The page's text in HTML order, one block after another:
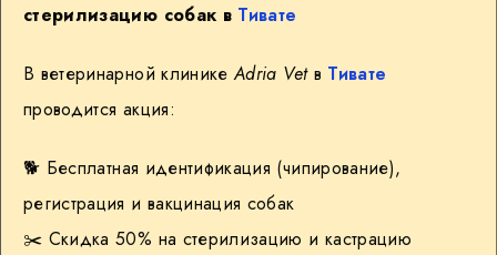
стерилизацию собак в Тивате
В ветеринарной клиникеAdria Vetв Тивате
проводится акция:
🐕 Бесплатная идентификация (чипирование),
регистрация и вакцинация собак
✂️ Скидка 50% на стерилизацию и кастрацию